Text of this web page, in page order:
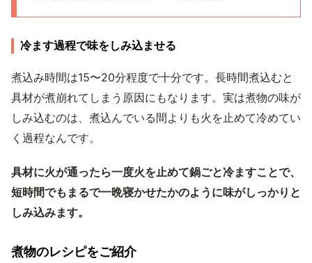
冷ます過程で味をしみ込ませる
煮込み時間は15〜20分程度で十分です。長時間煮込むと
具材が煮崩れてしまう原因にもなります。実は煮物の味が
しみ込むのは、煮込んでいる間よりも火を止めて冷めてい
く過程なんです。
具材に火が通ったら一度火を止めて鍋ごと冷ますことで、
短時間でもまるで一晩寝かせたかのように味がしっかりと
しみ込みます。
煮物のレシピをご紹介